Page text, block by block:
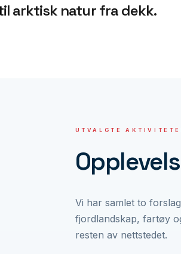
arktisk natur fra dekk.
UTVALGTE
Vi har samlet to
fjordlandskap, fartøy
resten av nettstedet.